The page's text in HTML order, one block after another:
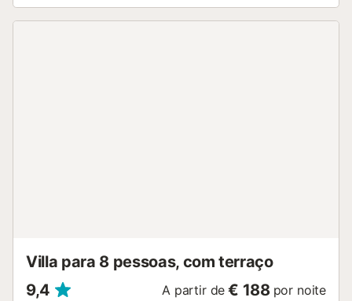
Villa para 8 pessoas, com terraço
9,4
A partir de € 188 por noite